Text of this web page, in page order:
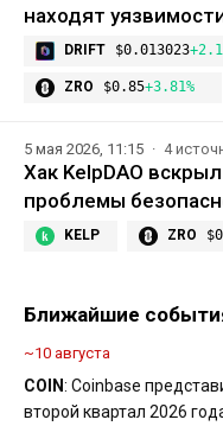
находят
DRIFT $0.013023
ZRO $0.85+3.81%
5 мая 2026, 11:15 4
Хак KelpDAO
проблемы
KELP ZRO
Ближайшие
~10 августа
COIN: Coinbase
второй квартал 2026